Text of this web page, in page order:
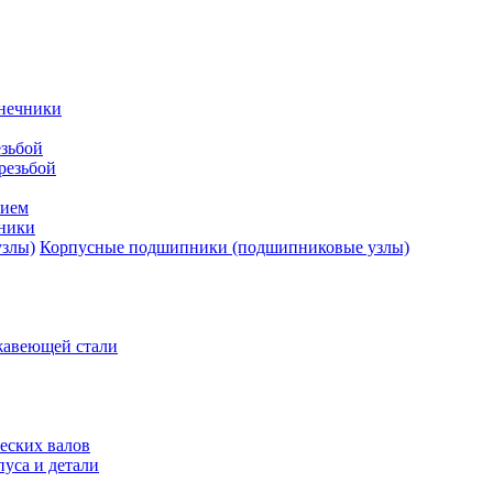
Корпусные подшипники (подшипниковые узлы)
стали
валов
и детали